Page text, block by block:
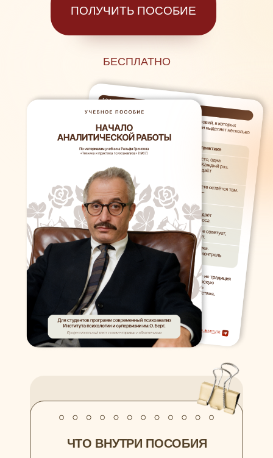
БЕСПЛАТНО
ПОЛУЧИТЬ ПОСОБИЕ
ЧТО ВНУТРИ ПОСОБИЯ